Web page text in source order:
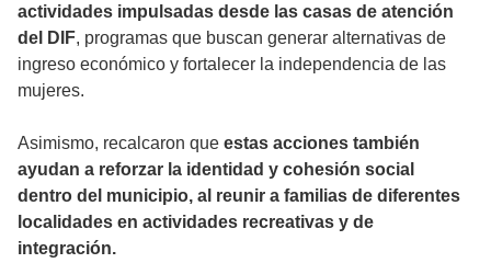
actividades impulsadas desde las casas de atención
del DIF, programas que buscan generar alternativas de
ingreso económico y fortalecer la independencia de las
mujeres.
Asimismo, recalcaron que estas acciones también
ayudan a reforzar la identidad y cohesión social
dentro del municipio, al reunir a familias de diferentes
localidades en actividades recreativas y de
integración.